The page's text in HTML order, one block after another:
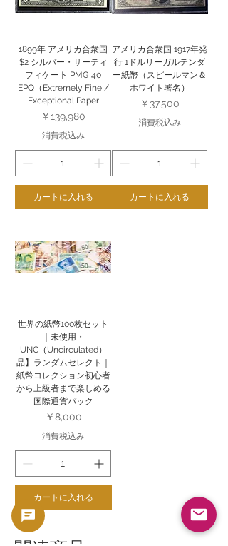
1899年 アメリカ合衆国
$2 シルバー・サーティ
フィケート PMG 40
EPQ（Extremely Fine /
Exceptional Paper
価格
￥139,980
消費税込み
カートに入れる
アメリカ合衆国 1917年発
行 1ドルリーガルテンダ
ー紙幣（スピールマン＆
ホワイト署名）
価格
￥37,500
消費税込み
カートに入れる
世界の紙幣100枚セット
｜未使用・
UNC（Uncirculated）
品】ランダムセレクト｜
紙幣コレクション初心者
から上級者まで楽しめる
国際通貨パック
価格
￥8,000
消費税込み
カートに入れる